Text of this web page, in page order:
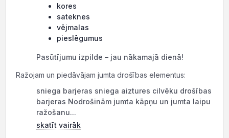
kores
sateknes
vējmalas
pieslēgumus
Pasūtījumu izpilde – jau nākamajā dienā!
Ražojam un piedāvājam jumta drošības elementus:
sniega barjeras sniega aiztures cilvēku drošības
barjeras Nodrošinām jumta kāpņu un jumta laipu
ražošanu...
skatīt vairāk